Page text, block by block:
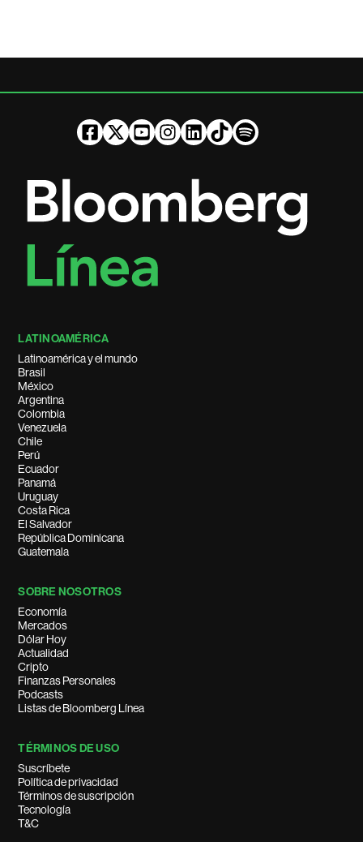
LATINOAMÉRICA
Latinoamérica y el mundo
Brasil
México
Argentina
Colombia
Venezuela
Chile
Perú
Ecuador
Panamá
Uruguay
Costa Rica
El Salvador
República Dominicana
Guatemala
SOBRE NOSOTROS
Economía
Mercados
Dólar Hoy
Actualidad
Cripto
Finanzas Personales
Podcasts
Listas de Bloomberg Línea
TÉRMINOS DE USO
Suscríbete
Política de privacidad
Términos de suscripción
Tecnología
T&C